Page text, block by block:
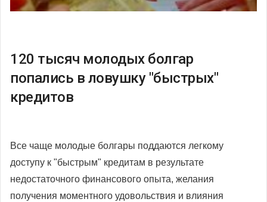
120 тысяч молодых болгар
попались в ловушку "быстрых"
кредитов
Все чаще молодые болгары поддаются легкому
доступу к "быстрым" кредитам в результате
недостаточного финансового опыта, желания
получения моментного удовольствия и влияния